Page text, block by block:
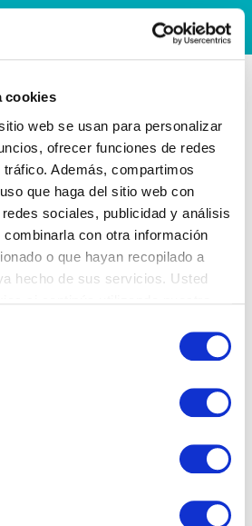
cookies
web se usan para personalizar
ofrecer funciones de redes
Además, compartimos
que haga del sitio web con
sociales, publicidad y análisis
con otra información
o que hayan recopilado a
hecho de sus servicios. Usted